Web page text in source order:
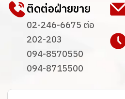
ติดต่อฝ่ายขาย
02-246-6675 ต่อ
202-203
094-8570550
094-8715500